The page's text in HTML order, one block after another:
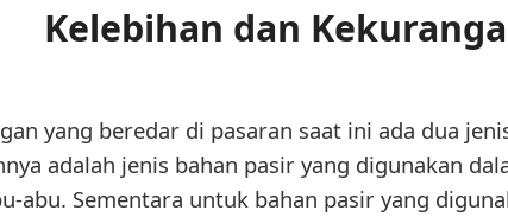
Kelebihan dan
yang beredar di pasaran saat ini ada dua
adalah jenis bahan pasir yang digunakan
abu. Sementara untuk bahan pasir yang